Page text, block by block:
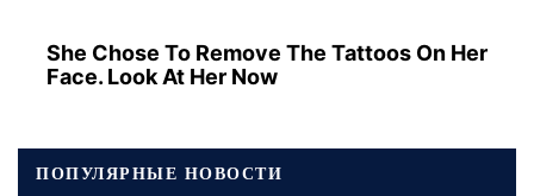
She Chose To Remove The Tattoos On Her
Face. Look At Her Now
ПОПУЛЯРНЫЕ НОВОСТИ